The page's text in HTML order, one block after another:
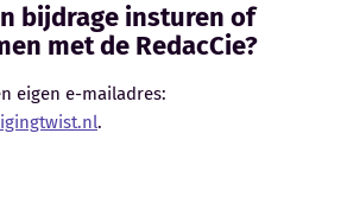
bijdrage insturen of
met de RedacCie?
eigen e-mailadres:
.